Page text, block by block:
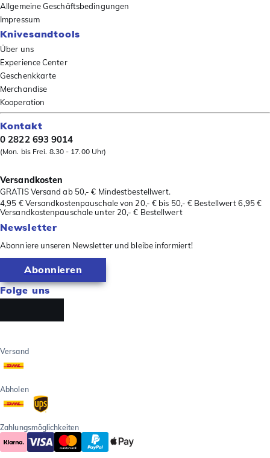
Allgemeine Geschäftsbedingungen
Impressum
Knivesandtools
Über uns
Experience Center
Geschenkkarte
Merchandise
Kooperation
Kontakt
0 2822 693 9014
(Mon. bis Frei. 8.30 - 17.00 Uhr)
Versandkosten
GRATIS Versand ab 50,- € Mindestbestellwert.
4,95 € Versandkostenpauschale von 20,- € bis 50,- € Bestellwert 6,95 €
Versandkostenpauschale unter 20,- € Bestellwert
Newsletter
Abonniere unseren Newsletter und bleibe informiert!
Abonnieren
Folge uns
Versand
Abholen
Zahlungsmöglichkeiten